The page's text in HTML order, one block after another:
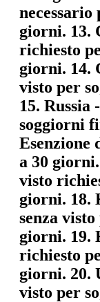
necessario
giorni. 13.
richiesto
giorni. 14.
visto per
15. Russia
soggiorni
Esenzione
a 30
visto
giorni. 18.
senza
giorni. 19.
richiesto
giorni. 20.
visto per